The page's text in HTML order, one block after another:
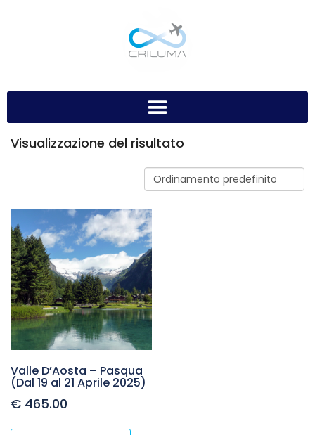
Visualizzazione del risultato
Valle D’Aosta – Pasqua
(Dal 19 al 21 Aprile 2025)
€ 465.00